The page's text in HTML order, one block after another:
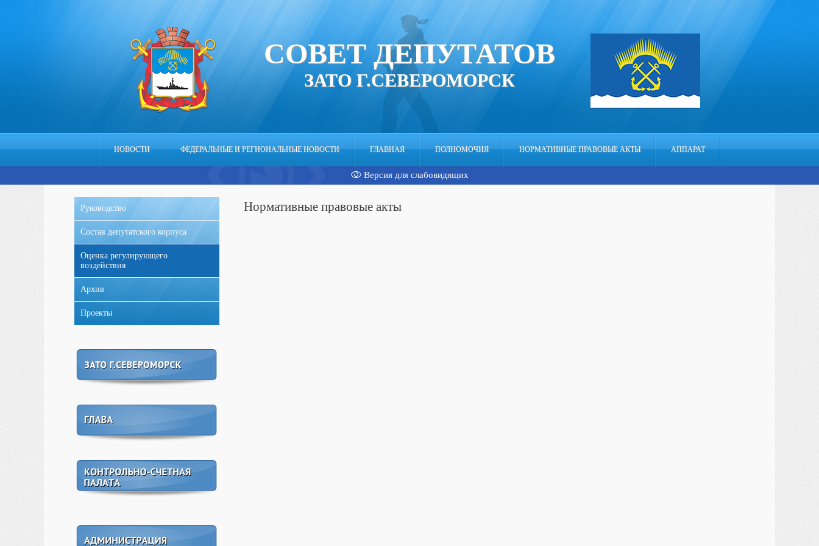
СОВЕТ ДЕПУТАТОВ
ЗАТО Г.СЕВЕРОМОРСК
НОВОСТИ ФЕДЕРАЛЬНЫЕ И РЕГИОНАЛЬНЫЕ НОВОСТИ ГЛАВНАЯ ПОЛНОМОЧИЯ НОРМАТИВНЫЕ ПРАВОВЫЕ АКТЫ АППАРАТ
Версия для слабовидящих
Руководство
Состав депутатского корпуса
Оценка регулирующего
воздействия
Архив
Проекты
Нормативные правовые акты